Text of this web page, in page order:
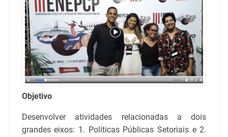
Objetivo
Desenvolver atividades relacionadas a dois
grandes eixos: 1. Políticas Públicas Setoriais e 2.